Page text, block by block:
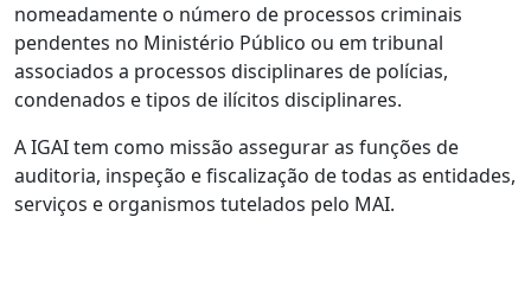
nomeadamente o número de processos criminais
pendentes no Ministério Público ou em tribunal
associados a processos disciplinares de polícias,
condenados e tipos de ilícitos disciplinares.
A IGAI tem como missão assegurar as funções de
auditoria, inspeção e fiscalização de todas as entidades,
serviços e organismos tutelados pelo MAI.